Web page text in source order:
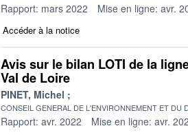
Rapport: mars 2022 Mise en ligne: avr.
Accéder à la notice
Avis sur le bilan LOTI de la
Val de Loire
PINET, Michel
CONSEIL GENERAL DE L'ENVIRONNEMENT ET DU
Rapport: avr. 2022 Mise en ligne: avr.